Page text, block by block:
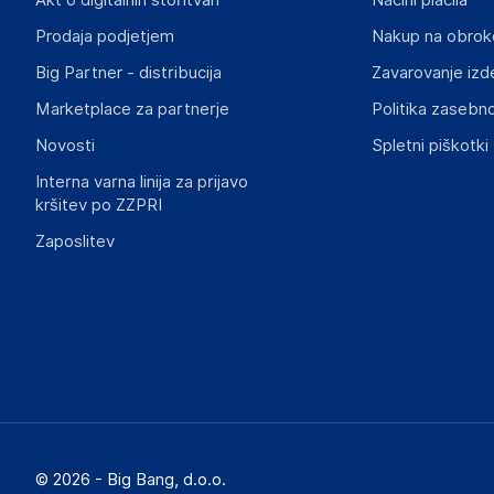
Slike o varnosti izdelka
Slike o varnosti izdelka vsebujejo opozorila na embalaži
Prodaja podjetjem
Big Partner - distribucija
Marketplace za partnerje
Novosti
Interna varna linija za prijavo
kršitev po ZZPRI
Zaposlitev
Nakup na
Zavarovanje
Politika
Spletni piškotki
© 2026 - Big Bang, d.o.o.